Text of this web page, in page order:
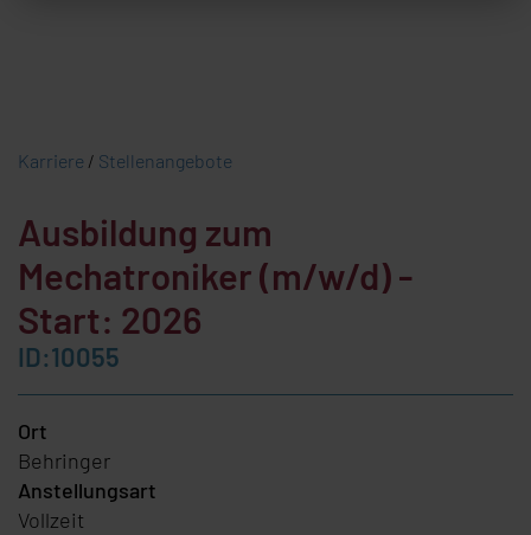
Karriere / Stellenangebote
Ausbildung zum
Mechatroniker (m/w/d) -
Start: 2026
ID:10055
Ort
Behringer
Anstellungsart
Vollzeit